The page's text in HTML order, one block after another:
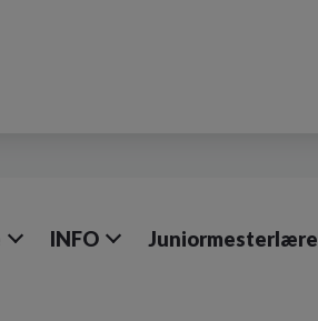
INFO Juniormesterlære